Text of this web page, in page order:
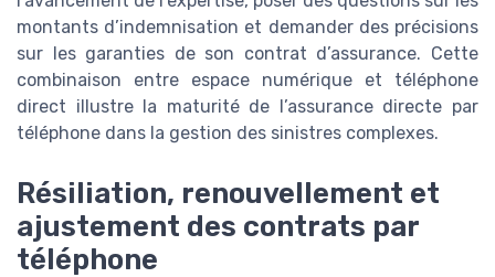
montants d’indemnisation et demander des précisions
sur les garanties de son contrat d’assurance. Cette
combinaison entre espace numérique et téléphone
direct illustre la maturité de l’assurance directe par
téléphone dans la gestion des sinistres complexes.
Résiliation, renouvellement et
ajustement des contrats par
téléphone